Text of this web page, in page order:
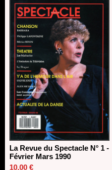
La Revue du Spectacle N° 1 -
Février Mars 1990
10,00 €